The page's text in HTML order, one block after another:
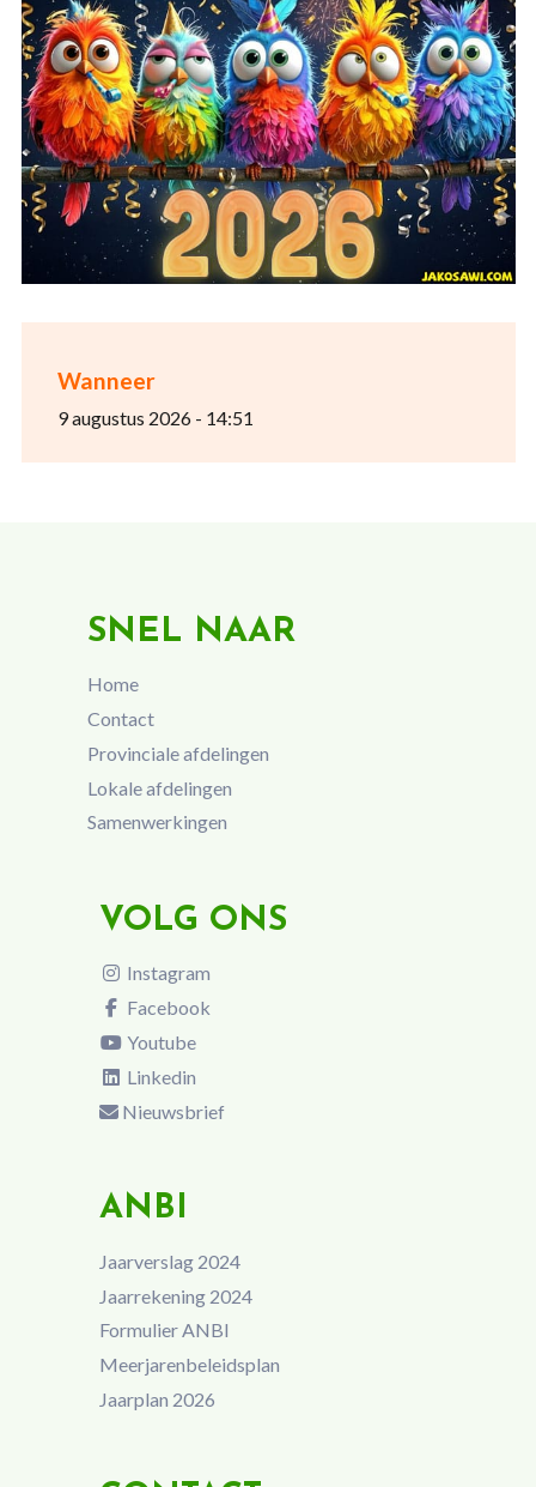
Wanneer
9 augustus 2026 - 14:51
SNEL NAAR
Home
Contact
Provinciale afdelingen
Lokale afdelingen
Samenwerkingen
VOLG ONS
Instagram
Facebook
Youtube
Linkedin
Nieuwsbrief
ANBI
Jaarverslag 2024
Jaarrekening 2024
Formulier ANBI
Meerjarenbeleidsplan
Jaarplan 2026